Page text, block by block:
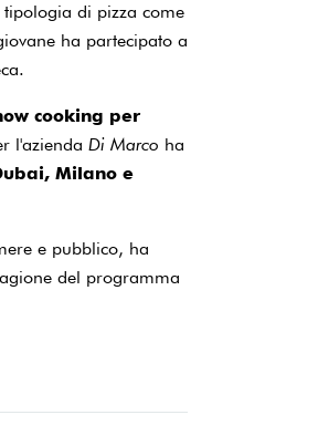
di pizza come
ha partecipato a
cooking per
l'azienda Di Marco ha
Milano e
e pubblico, ha
del programma